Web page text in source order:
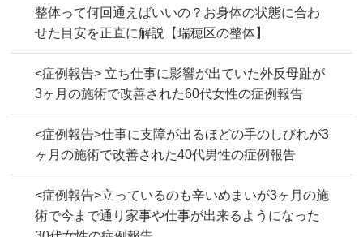
整体って何回通えばいいの？お身体の状態に合わ
せた目安を正直に解説【瑞穂区の整体】
<症例報告> 立ち仕事に影響が出ていた外反母趾が
3ヶ月の施術で改善された60代女性の症例報告
<症例報告>仕事に支障が出るほどの手のしびれが3
ヶ月の施術で改善された40代男性の症例報告
<症例報告>立っているのも辛いめまいが3ヶ月の施
術で今まで通り家事や仕事が出来るようになった